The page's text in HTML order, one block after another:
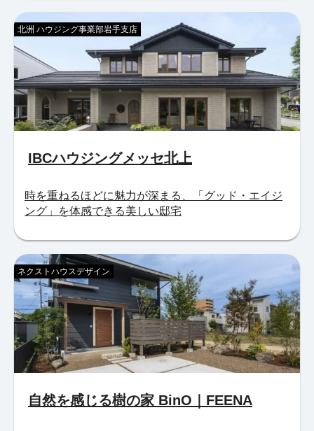
IBCハウジングメッセ北上
北洲 ハウジング事業部岩手支店
時を重ねるほどに魅力が深まる、「グッド・エイジ
ング」を体感できる美しい邸宅
自然を感じる樹の家 BinO｜FEENA
ネクストハウスデザイン